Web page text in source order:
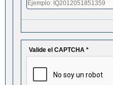
Valide el CAPTCHA *